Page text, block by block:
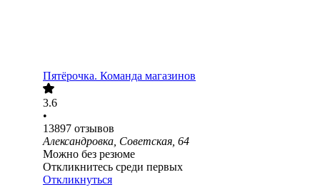
Пятёрочка. Команда магазинов
3.6
•
13897 отзывов
Александровка, Советская, 64
Можно без резюме
Откликнитесь среди первых
Откликнуться